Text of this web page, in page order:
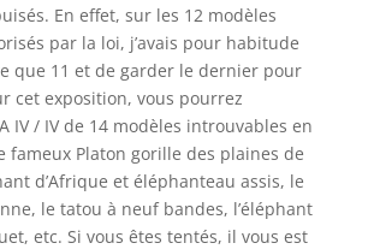
En effet, sur les 12 modèles
par la loi, j’avais pour habitude
que 11 et de garder le dernier pour
cet exposition, vous pourrez
IV / IV de 14 modèles introuvables en
fameux Platon gorille des plaines de
d’Afrique et éléphanteau assis, le
le tatou à neuf bandes, l’éléphant
etc. Si vous êtes tentés, il vous est